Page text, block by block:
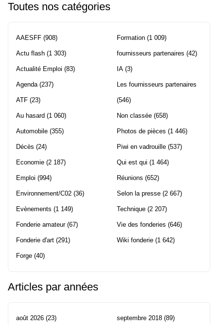
Toutes nos catégories
AAESFF (908)
Actu flash (1 303)
Actualité Emploi (83)
Agenda (237)
ATF (23)
Au hasard (1 060)
Automobile (355)
Décès (24)
Economie (2 187)
Emploi (994)
Environnement/C02 (36)
Evènements (1 149)
Fonderie amateur(67)
Fonderie d'art (291)
Forge (40)
Formation (1 009)
fournisseurs partenaires (42)
IA (3)
Les fournisseurs partenaires
(546)
Non classée (658)
Photos de pièces (1 446)
Piwi en vadrouille (537)
Qui est qui (1 464)
Réunions (652)
Selon la presse (2 667)
Technique (2 207)
Vie des fonderies (646)
Wiki fonderie (1 642)
Articles par années
août 2026 (23) septembre 2018 (89)